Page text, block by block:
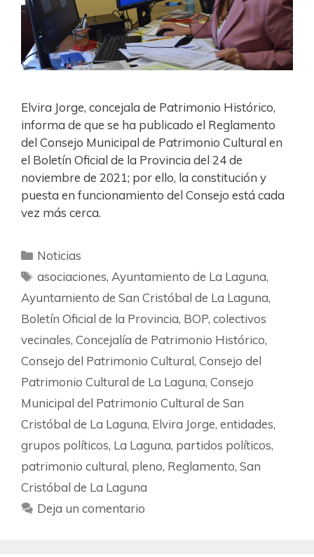
Elvira Jorge, concejala de Patrimonio Histórico,
informa de que se ha publicado el Reglamento
del Consejo Municipal de Patrimonio Cultural en
el Boletín Oficial de la Provincia del 24 de
noviembre de 2021; por ello, la constitución y
puesta en funcionamiento del Consejo está cada
vez más cerca.
Noticias
asociaciones, Ayuntamiento de La Laguna,
Ayuntamiento de San Cristóbal de La Laguna,
Boletín Oficial de la Provincia, BOP, colectivos
vecinales, Concejalía de Patrimonio Histórico,
Consejo del Patrimonio Cultural, Consejo del
Patrimonio Cultural de La Laguna, Consejo
Municipal del Patrimonio Cultural de San
Cristóbal de La Laguna, Elvira Jorge, entidades,
grupos políticos, La Laguna, partidos políticos,
patrimonio cultural, pleno, Reglamento, San
Cristóbal de La Laguna
Deja un comentario